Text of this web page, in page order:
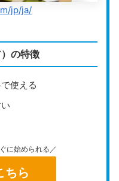
jp/ja/
の特徴
使える
に始められる／
ちら